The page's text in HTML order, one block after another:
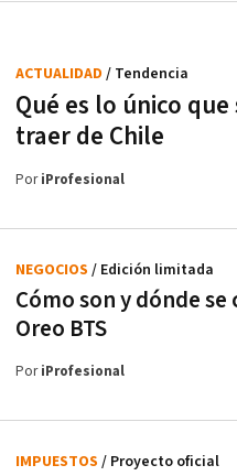
Qué es lo único
traer de Chile
ACTUALIDAD / Tendencia
PoriProfesional
Cómo son y dónde
Oreo BTS
NEGOCIOS / Edición limitada
PoriProfesional
IMPUESTOS / Proyecto oficial